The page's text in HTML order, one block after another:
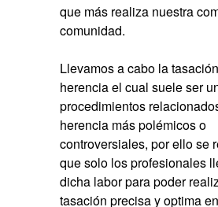
que más realiza nuestra
comunidad.
Llevamos a cabo la
herencia el cual suele ser
procedimientos
herencia más polémicos o
controversiales, por ello se
que solo los profesionales
dicha labor para poder
tasación precisa y optima